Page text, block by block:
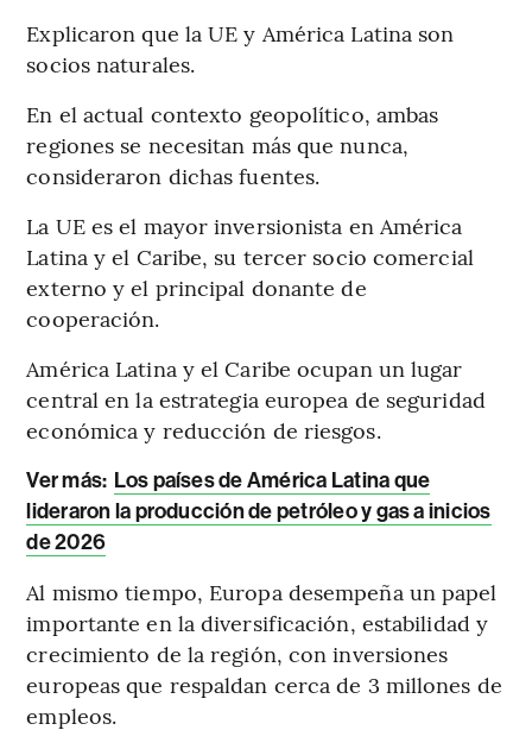
Explicaron que la UE y América Latina son
socios naturales.
En el actual contexto geopolítico, ambas
regiones se necesitan más que nunca,
consideraron dichas fuentes.
La UE es el mayor inversionista en América
Latina y el Caribe, su tercer socio comercial
externo y el principal donante de
cooperación.
América Latina y el Caribe ocupan un lugar
central en la estrategia europea de seguridad
económica y reducción de riesgos.
Ver más: Los países de América Latina que
lideraron la producción de petróleo y gas a inicios
de 2026
Al mismo tiempo, Europa desempeña un papel
importante en la diversificación, estabilidad y
crecimiento de la región, con inversiones
europeas que respaldan cerca de 3 millones de
empleos.